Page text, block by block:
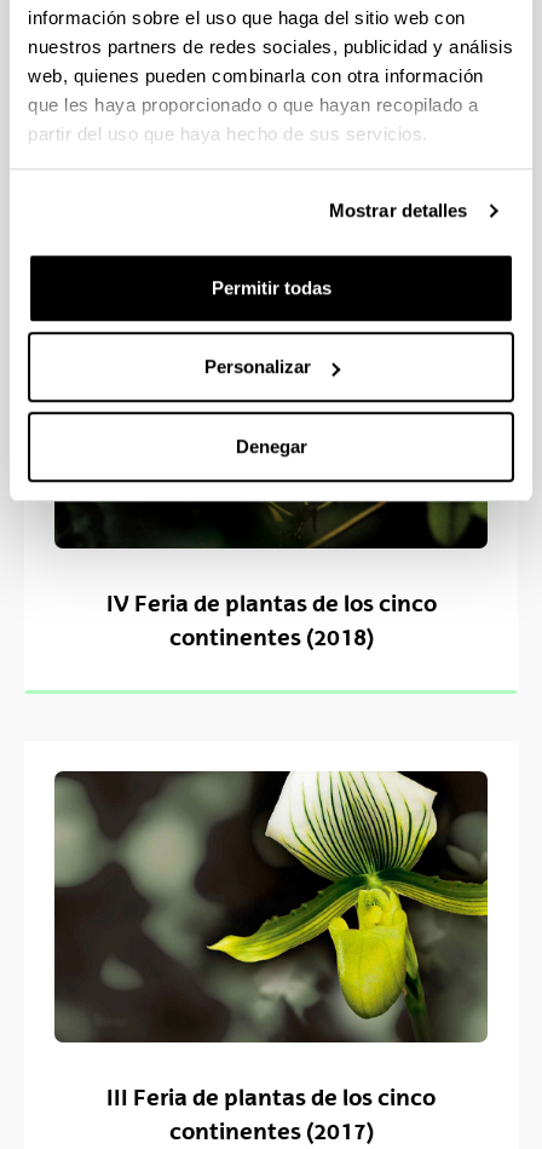
información sobre el uso que haga del sitio web con
nuestros partners de redes sociales, publicidad y análisis
web, quienes pueden combinarla con otra información
que les haya proporcionado o que hayan recopilado a
partir del uso que haya hecho de sus servicios.
Mostrar detalles
Permitir todas
Personalizar
Denegar
V Feria de plantas de los cinco
IV Feria de plantas de los cinco
continentes (2018)
III Feria de plantas de los cinco
continentes (2017)